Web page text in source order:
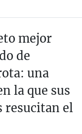
mejor
de
una
la que sus
resucitan el